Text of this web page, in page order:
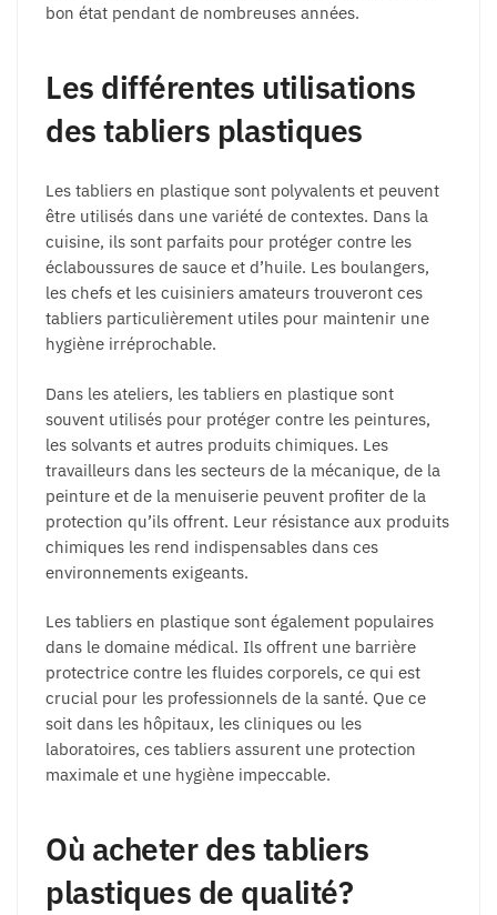
bon état pendant de nombreuses années.
Les différentes utilisations
des tabliers plastiques
Les tabliers en plastique sont polyvalents et peuvent
être utilisés dans une variété de contextes. Dans la
cuisine, ils sont parfaits pour protéger contre les
éclaboussures de sauce et d’huile. Les boulangers,
les chefs et les cuisiniers amateurs trouveront ces
tabliers particulièrement utiles pour maintenir une
hygiène irréprochable.
Dans les ateliers, les tabliers en plastique sont
souvent utilisés pour protéger contre les peintures,
les solvants et autres produits chimiques. Les
travailleurs dans les secteurs de la mécanique, de la
peinture et de la menuiserie peuvent profiter de la
protection qu’ils offrent. Leur résistance aux produits
chimiques les rend indispensables dans ces
environnements exigeants.
Les tabliers en plastique sont également populaires
dans le domaine médical. Ils offrent une barrière
protectrice contre les fluides corporels, ce qui est
crucial pour les professionnels de la santé. Que ce
soit dans les hôpitaux, les cliniques ou les
laboratoires, ces tabliers assurent une protection
maximale et une hygiène impeccable.
Où acheter des tabliers
plastiques de qualité?